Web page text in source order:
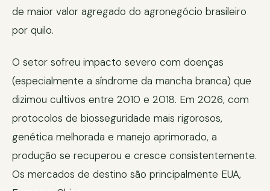
de maior valor agregado do agronegócio brasileiro
por quilo.
O setor sofreu impacto severo com doenças
(especialmente a síndrome da mancha branca) que
dizimou cultivos entre 2010 e 2018. Em 2026, com
protocolos de biosseguridade mais rigorosos,
genética melhorada e manejo aprimorado, a
produção se recuperou e cresce consistentemente.
Os mercados de destino são principalmente EUA,